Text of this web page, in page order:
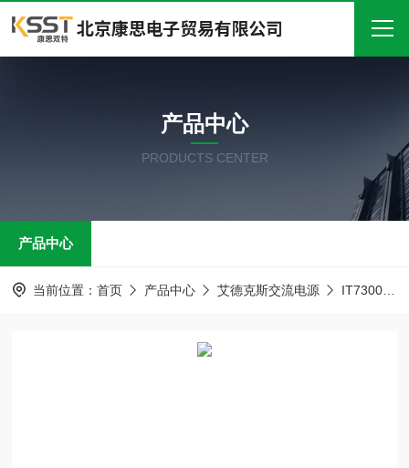
关于我们
产品中心
在线留言
产品中心
PRODUCTS CENTER
产品中心
当前位置： 首页 产品中心 艾德克斯交流电源 IT7300系列可编程交流电源